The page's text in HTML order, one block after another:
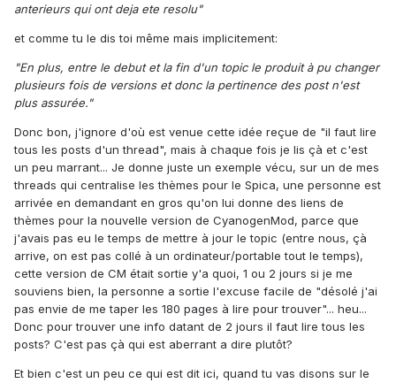
anterieurs qui ont deja ete resolu"
et comme tu le dis toi même mais implicitement:
"En plus, entre le debut et la fin d'un topic le produit à pu changer
plusieurs fois de versions et donc la pertinence des post n'est
plus assurée."
Donc bon, j'ignore d'où est venue cette idée reçue de "il faut lire
tous les posts d'un thread", mais à chaque fois je lis çà et c'est
un peu marrant... Je donne juste un exemple vécu, sur un de mes
threads qui centralise les thèmes pour le Spica, une personne est
arrivée en demandant en gros qu'on lui donne des liens de
thèmes pour la nouvelle version de CyanogenMod, parce que
j'avais pas eu le temps de mettre à jour le topic (entre nous, çà
arrive, on est pas collé à un ordinateur/portable tout le temps),
cette version de CM était sortie y'a quoi, 1 ou 2 jours si je me
souviens bien, la personne a sortie l'excuse facile de "désolé j'ai
pas envie de me taper les 180 pages à lire pour trouver"... heu...
Donc pour trouver une info datant de 2 jours il faut lire tous les
posts? C'est pas çà qui est aberrant a dire plutôt?
Et bien c'est un peu ce qui est dit ici, quand tu vas disons sur le